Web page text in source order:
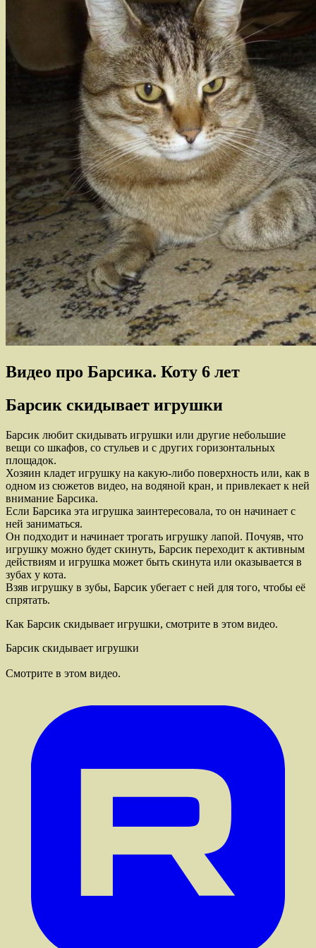
Видео про Барсика. Коту 6 лет
Барсик скидывает игрушки
Барсик любит скидывать игрушки или другие небольшие
вещи со шкафов, со стульев и с других горизонтальных
площадок.
Хозяин кладет игрушку на какую-либо поверхность или, как в
одном из сюжетов видео, на водяной кран, и привлекает к ней
внимание Барсика.
Если Барсика эта игрушка заинтересовала, то он начинает с
ней заниматься.
Он подходит и начинает трогать игрушку лапой. Почуяв, что
игрушку можно будет скинуть, Барсик переходит к активным
действиям и игрушка может быть скинута или оказывается в
зубах у кота.
Взяв игрушку в зубы, Барсик убегает с ней для того, чтобы её
спрятать.
Как Барсик скидывает игрушки, смотрите в этом видео.
Барсик скидывает игрушки
Cмотрите в этом видео.